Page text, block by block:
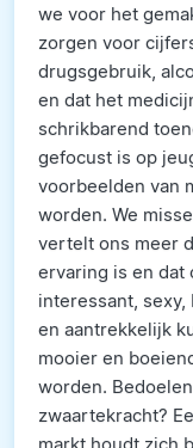
we voor het
zorgen voor
drugsgebruik,
en dat het
schrikbarend
gefocust is op
voorbeelden van
worden. We
vertelt ons meer
ervaring is en dat
interessant,
en aantrekkelijk
mooier en
worden.
zwaartekracht?